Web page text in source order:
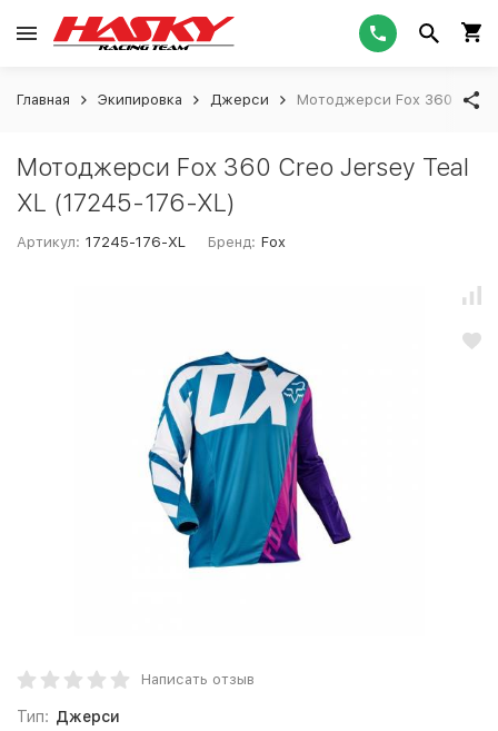
Главная Экипировка Джерси Мотоджерси Fox 360 Creo
Мотоджерси Fox 360 Creo Jersey Teal
XL (17245-176-XL)
Артикул: 17245-176-XL Бренд: Fox
Написать отзыв
Тип: Джерси